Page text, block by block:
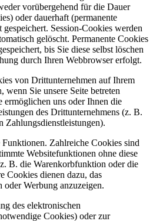
vorübergehend für die Dauer
oder dauerhaft (permanente
Session-Cookies werden
gelöscht. Permanente Cookies
bis Sie diese selbst löschen
durch Ihren Webbrowser erfolgt.
von Drittunternehmen auf Ihrem
wenn Sie unsere Seite betreten
uns oder Ihnen die
des Drittunternehmens (z. B.
Funktionen. Zahlreiche Cookies sind
Websitefunktionen ohne diese
B. die Warenkorbfunktion oder die
Cookies dienen dazu, das
oder Werbung anzuzeigen.
des elektronischen
Cookies) oder zur